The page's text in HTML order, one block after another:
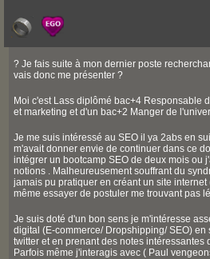
? Je fais suite à mon dernier poste
vais donc me présenter ?
Moi c'est Lass diplômé bac+4 Responsable
et marketing et d'un bac+2 Manger de
Je me suis intéressé au SEO il ya 2abs en
m'avait donner envie de continuer dans ce
intégrer un bootcamp SEO de deux mois ou
notions . Malheureusement souffrant du
jamais pu pratiquer en créant un site
même essayer de postuler me trouvant pas
Je suis doté d'un bon sens je m'intéresse
digital (E-commerce/ Dropshipping/ SEO)
twitter et en prenant des notes intéressantes
Parfois même j'interagis avec ( Paul